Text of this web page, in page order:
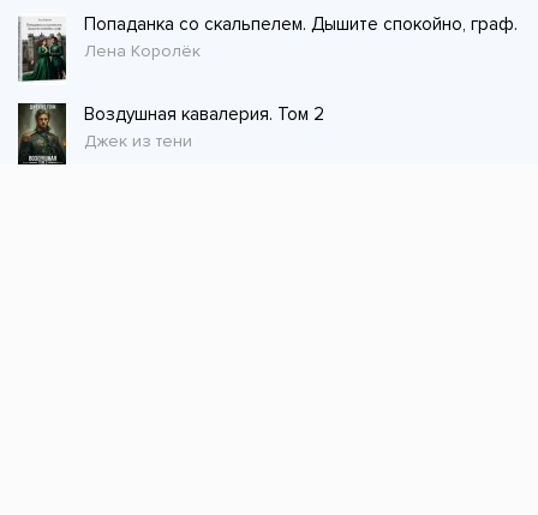
Попаданка со скальпелем. Дышите спокойно, граф.
Лена Королёк
Воздушная кавалерия. Том 2
Джек из тени